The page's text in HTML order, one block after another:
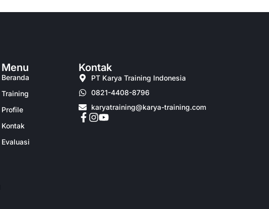
Menu
Beranda
Training
Profile
Kontak
Evaluasi
Kontak
PT Karya Training Indonesia
0821-4408-8796
karyatraining@karya-training.com